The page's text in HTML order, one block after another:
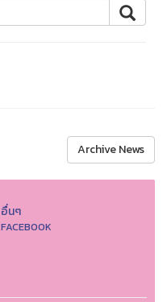
Archive News
อื่นๆ
FACEBOOK